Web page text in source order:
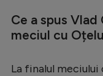
Ce a spus
meciul cu
La finalul meciului